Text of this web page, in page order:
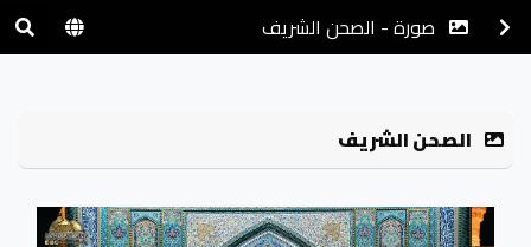
صورة - الصحن الشريف
الصحن الشريف